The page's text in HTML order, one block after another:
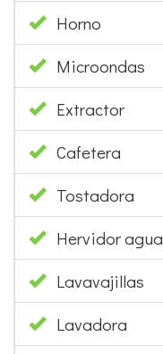
Horno
Microondas
Extractor
Cafetera
Tostadora
Hervidor agua
Lavavajillas
Lavadora